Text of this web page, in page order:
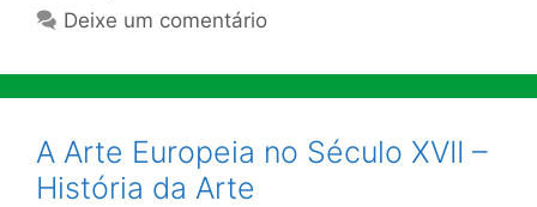
Deixe um comentário
A Arte Europeia no Século XVII –
História da Arte